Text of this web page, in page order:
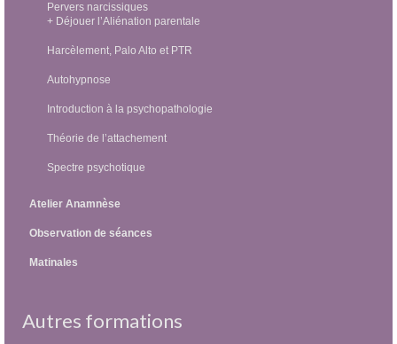
Pervers narcissiques
+ Déjouer l’Aliénation parentale
Harcèlement, Palo Alto et PTR
Autohypnose
Introduction à la psychopathologie
Théorie de l’attachement
Spectre psychotique
Atelier Anamnèse
Observation de séances
Matinales
Autres formations